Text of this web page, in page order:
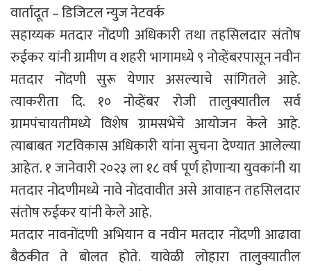
वार्तादूत – डिजिटल न्युज नेटवर्क
सहाय्यक मतदार नोंदणी अधिकारी तथा तहसिलदार संतोष
रुईकर यांनी ग्रामीण व शहरी भागामध्ये ९ नोव्हेंबरपासून नवीन
मतदार नोंदणी सुरू येणार असल्याचे सांगितले आहे.
त्याकरीता दि. १० नोव्हेंबर रोजी तालुक्यातील सर्व
ग्रामपंचायतीमध्ये विशेष ग्रामसभेचे आयोजन केले आहे.
त्याबाबत गटविकास अधिकारी यांना सुचना देण्यात आलेल्या
आहेत. १ जानेवारी २०२३ ला १८ वर्ष पूर्ण होणाऱ्या युवकांनी या
मतदार नोंदणीमध्ये नावे नोंदवावीत असे आवाहन तहसिलदार
संतोष रुईकर यांनी केले आहे.
मतदार नावनोंदणी अभियान व नवीन मतदार नोंदणी आढावा
बैठकीत ते बोलत होते. यावेळी लोहारा तालुक्यातील